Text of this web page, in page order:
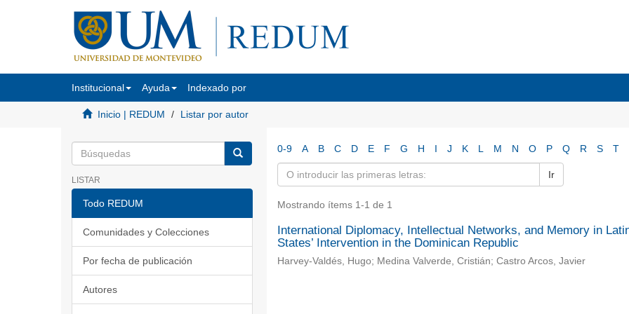
Institucional Ayuda Indexado por
Inicio | REDUM Listar por autor
LISTAR
Todo REDUM
Comunidades y Colecciones
Por fecha de publicación
Autores
0-9 A B C D E F G H I J K L M N O P Q R S T
Ir
Mostrando ítems 1-1 de 1
International Diplomacy, Intellectual Networks, and Memory in
States’ Intervention in the Dominican Republic
Harvey-Valdés, Hugo; Medina Valverde, Cristián; Castro Arcos, Javier